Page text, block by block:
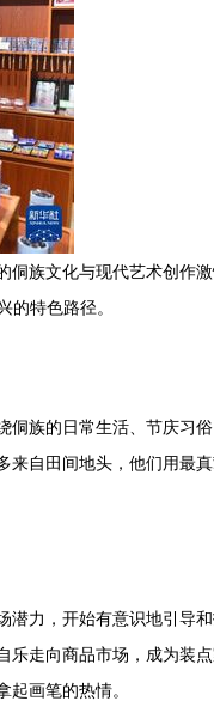
族文化与现代艺术创作
的特色路径。
族的日常生活、节庆习
自田间地头，他们用最
力，开始有意识地引导
走向商品市场，成为装
画笔的热情。